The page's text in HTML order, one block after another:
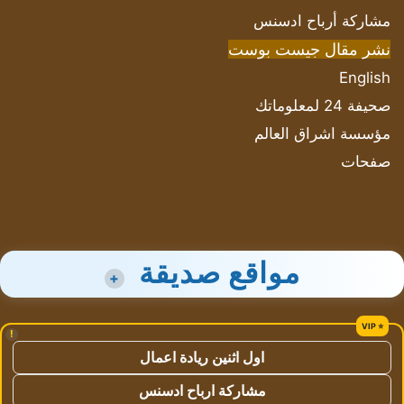
مشاركة أرباح ادسنس
نشر مقال جيست بوست
English
صحيفة 24 لمعلوماتك
مؤسسة اشراق العالم
صفحات
مواقع صديقة +
!
اول اثنين ريادة اعمال
مشاركة ارباح ادسنس